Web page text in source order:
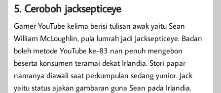
5. Ceroboh jacksepticeye
Gamer YouTube kelima berisi tulisan awak yaitu Sean
William McLoughlin, pula lumrah jadi Jacksepticeye. Badan
boleh metode YouTube ke-83 nan penuh mengebon
beserta konsumen teramai dekat Irlandia. Stori papar
namanya diawali saat perkumpulan sedang yunior. Jack
yaitu status ajakan gambaran guna Sean pada Irlandia.